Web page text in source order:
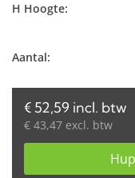
H Hoogte:
Aantal:
€ 52,59 incl. btw
€ 43,47 excl. btw